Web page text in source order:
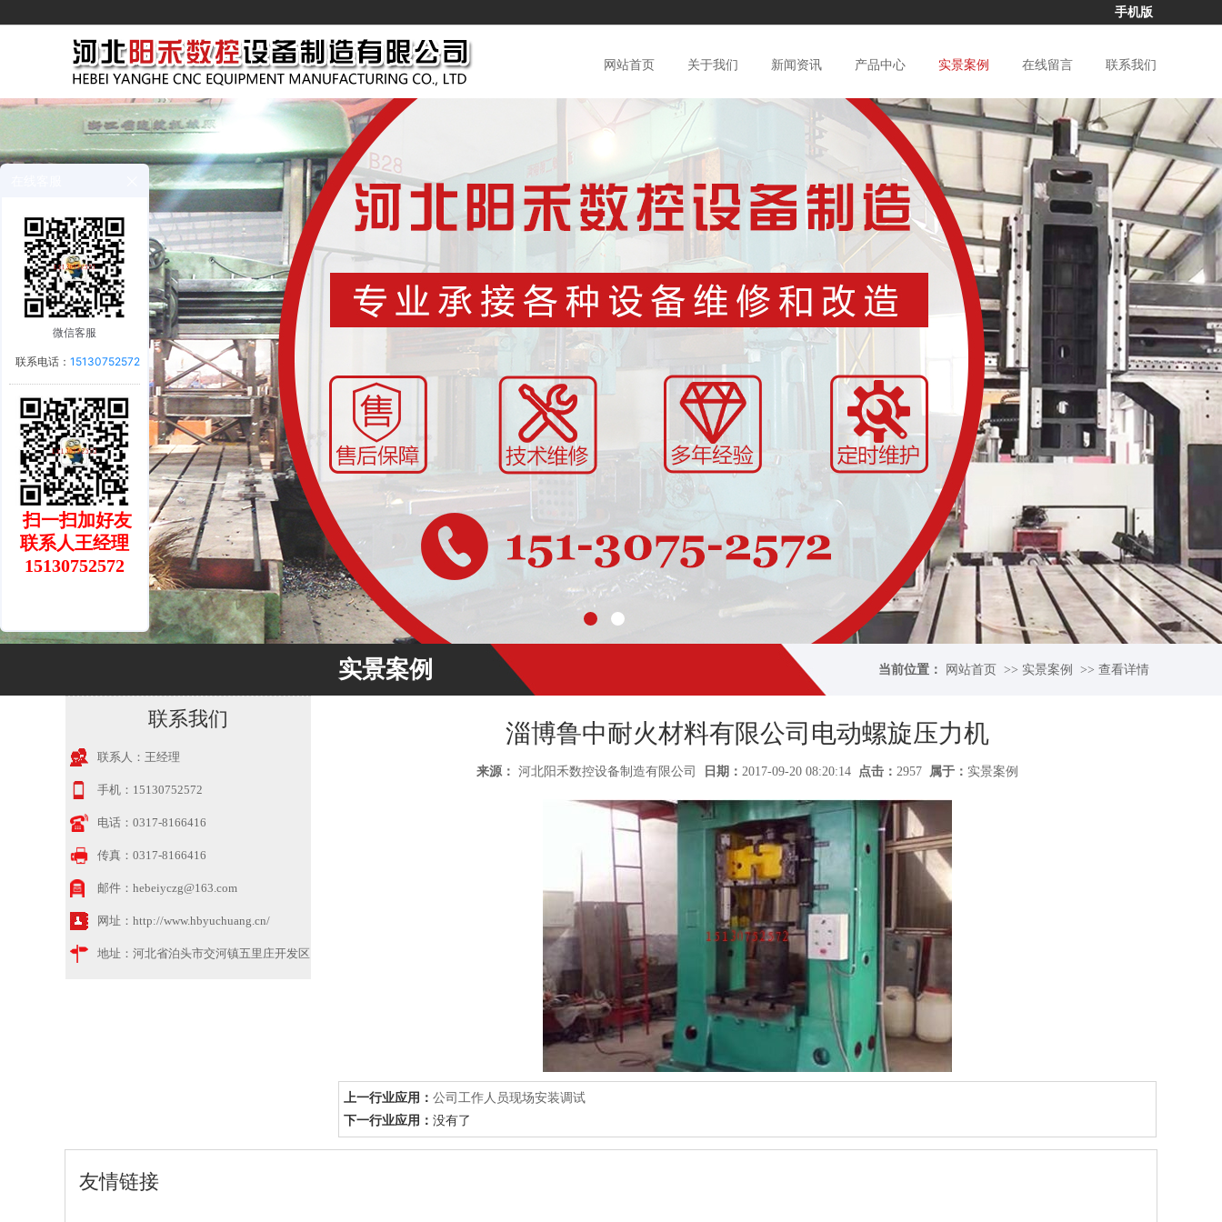
手机版
网站首页 关于我们 新闻资讯 产品中心 实景案例 在线留言 联系我们
当前位置： 网站首页 >> 实景案例 >> 查看详情
实景案例
联系我们
联系人： 王经理
手机： 15130752572
电话： 0317-8166416
传真： 0317-8166416
邮件： hebeiyczg@163.com
网址： http://www.hbyuchuang.cn/
地址： 河北省泊头市交河镇五里庄开发区
淄博鲁中耐火材料有限公司电动螺旋压力机
来源： 河北阳禾数控设备制造有限公司 日期： 2017-09-20 08:20:14 点击： 2957 属于： 实景案例
上一行业应用： 公司工作人员现场安装调试
下一行业应用： 没有了
友情链接
微信客服
联系电话：15130752572
扫一扫加好友
联系人王经理
15130752572